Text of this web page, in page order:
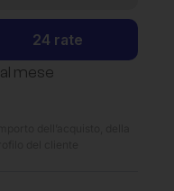
24 rate
al mese